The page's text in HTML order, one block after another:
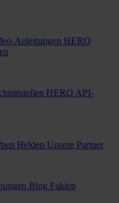
Anleitungen HERO
HERO API-
Helden Unsere Partner
Blog Fakten